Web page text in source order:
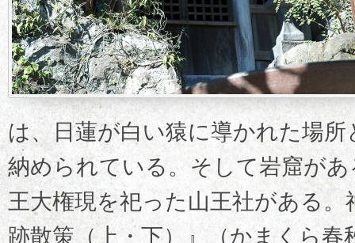
は、日蓮が白い猿に導かれた場
納められている。そして岩窟が
王大権現を祀った山王社がある。
跡散策（上・下）』（かまくら春